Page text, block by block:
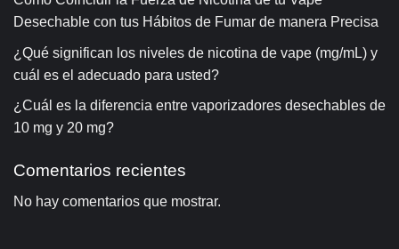
Desechable con tus Hábitos de Fumar de manera Precisa
¿Qué significan los niveles de nicotina de vape (mg/mL) y
cuál es el adecuado para usted?
¿Cuál es la diferencia entre vaporizadores desechables de
10 mg y 20 mg?
Comentarios recientes
No hay comentarios que mostrar.